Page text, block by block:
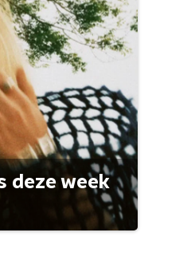
deze week